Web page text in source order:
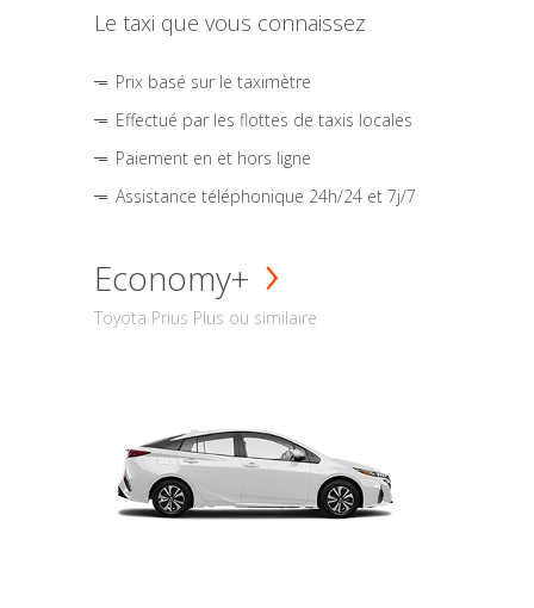
Le taxi que vous connaissez
Prix basé sur le taximètre
Effectué par les flottes de taxis locales
Paiement en et hors ligne
Assistance téléphonique 24h/24 et 7j/7
Economy+
Toyota Prius Plus ou similaire